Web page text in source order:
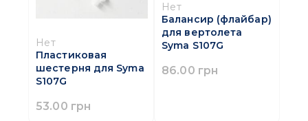
Нет
Пластиковая
шестерня для Syma
S107G
53.00 грн
Нет
Балансир (флайбар)
для вертолета
Syma S107G
86.00 грн